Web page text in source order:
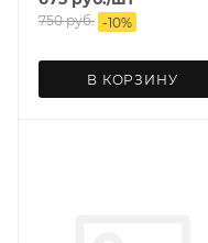
750руб. -10%
В КОРЗИНУ